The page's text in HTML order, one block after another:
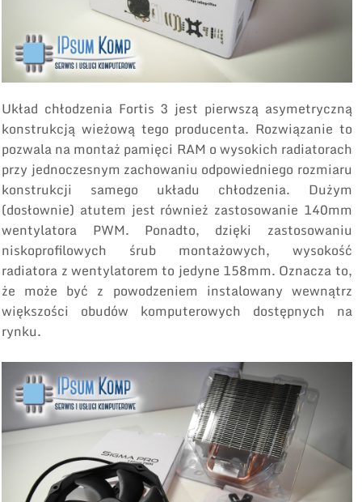
Układ chłodzenia Fortis 3 jest pierwszą asymetryczną
konstrukcją wieżową tego producenta. Rozwiązanie to
pozwala na montaż pamięci RAM o wysokich radiatorach
przy jednoczesnym zachowaniu odpowiedniego rozmiaru
konstrukcji samego układu chłodzenia. Dużym
(dosłownie) atutem jest również zastosowanie 140mm
wentylatora PWM. Ponadto, dzięki zastosowaniu
niskoprofilowych śrub montażowych, wysokość
radiatora z wentylatorem to jedyne 158mm. Oznacza to,
że może być z powodzeniem instalowany wewnątrz
większości obudów komputerowych dostępnych na
rynku.